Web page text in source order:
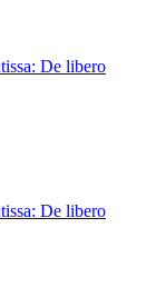
De libero
De libero